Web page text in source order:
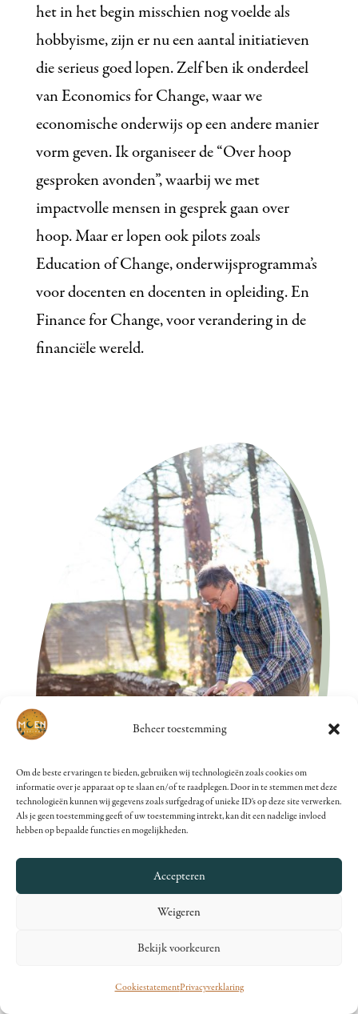
Beheer toestemming
Om de beste ervaringen te bieden, gebruiken wij technologieën zoals cookies om
informatie over je apparaat op te slaan en/of te raadplegen. Door in te stemmen met deze
technologieën kunnen wij gegevens zoals surfgedrag of unieke ID's op deze site verwerken.
Als je geen toestemming geeft of uw toestemming intrekt, kan dit een nadelige invloed
hebben op bepaalde functies en mogelijkheden.
Accepteren
Weigeren
Bekijk voorkeuren
CookiestatementPrivacyverklaring
het in het begin misschien nog voelde als
hobbyisme, zijn er nu een aantal initiatieven
die serieus goed lopen. Zelf ben ik onderdeel
van Economics for Change, waar we
economische onderwijs op een andere manier
vorm geven. Ik organiseer de “Over hoop
gesproken avonden”, waarbij we met
impactvolle mensen in gesprek gaan over
hoop. Maar er lopen ook pilots zoals
Education of Change, onderwijsprogramma’s
voor docenten en docenten in opleiding. En
Finance for Change, voor verandering in de
financiële wereld.